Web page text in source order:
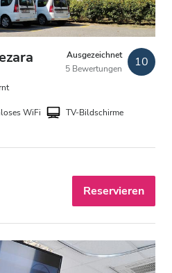
Ausgezeichnet
5 Bewertungen
10
WiFi
TV-Bildschirme
Reservieren